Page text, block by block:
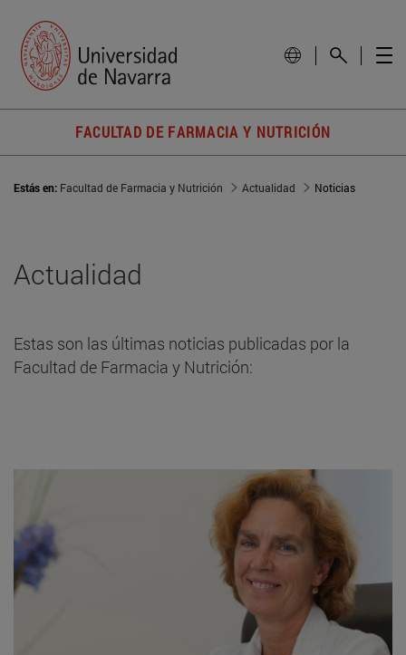
FACULTAD DE FARMACIA Y NUTRICIÓN
Estás en: Facultad de Farmacia y Nutrición Actualidad Noticias
Actualidad
Estas son las últimas noticias publicadas por la
Facultad de Farmacia y Nutrición: